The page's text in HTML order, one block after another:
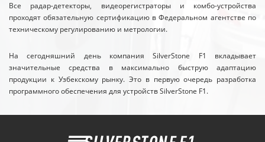
Все радар-детекторы, видеорегистраторы и комбо-устройства
проходят обязательную сертификацию в Федеральном агентстве по
техническому регулированию и метрологии.
На сегодняшний день компания SilverStone F1 вкладывает
значительные средства в максимально быструю адаптацию
продукции к Узбекскому рынку. Это в первую очередь разработка
программного обеспечения для устройств SilverStone F1.